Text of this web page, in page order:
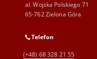
al. Wojska Polskiego 71
65-762 Zielona Góra
Telefon
(+48) 68 328 21 55